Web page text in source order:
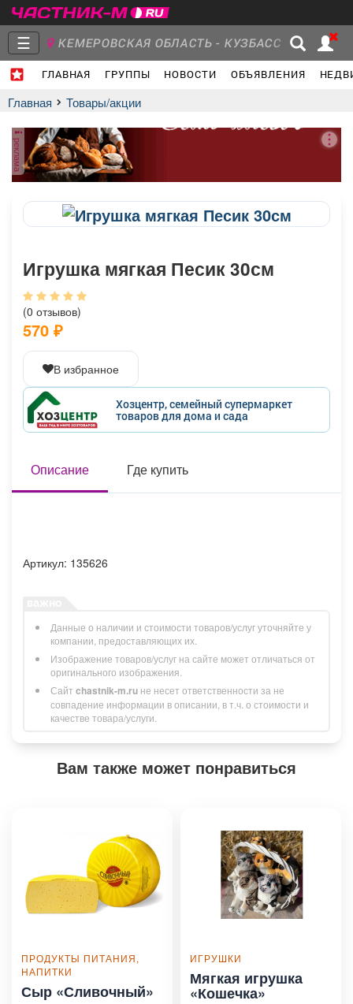
☰ КЕМЕРОВСКАЯ ОБЛАСТЬ - КУЗБАСС
ГЛАВНАЯ ГРУППЫ НОВОСТИ ОБЪЯВЛЕНИЯ
Главная
Объявления Недвижимость Услуги
Работа Транспорт Компании
Главная Товары/акции
реклама
Игрушка мягкая Песик 30см
(0 отзывов)
570 ₽
В избранное
Хозцентр, семейный супермаркет
товаров для дома и сада
Описание Где купить
Артикул: 135626
Данные о наличии и стоимости товаров/услуг уточняйте у
компании, предоставляющих их.
Изображение товаров/услуг на сайте может отличаться от
оригинального изображения.
Сайт chastnik-m.ru не несет ответственности за не
совпадение информации в описании, в т.ч. о стоимости и
качестве товара/услуги.
Вам также может понравиться
ПРОДУКТЫ ПИТАНИЯ,
НАПИТКИ
Сыр «Сливочный»
ИГРУШКИ
Мягкая игрушка
«Кошечка»